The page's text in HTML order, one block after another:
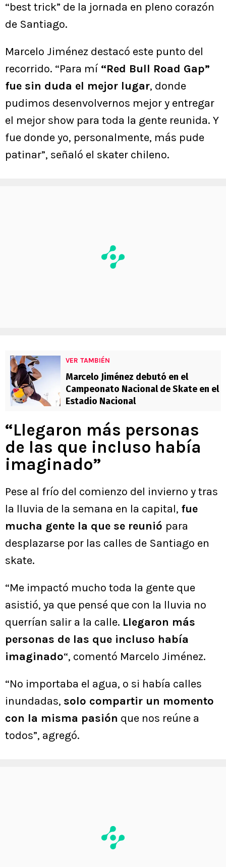
“best trick” de la jornada en pleno corazón
de Santiago.
Marcelo Jiménez destacó este punto del
recorrido. “Para mí “Red Bull Road Gap”
fue sin duda el mejor lugar, donde
pudimos desenvolvernos mejor y entregar
el mejor show para toda la gente reunida. Y
fue donde yo, personalmente, más pude
patinar”, señaló el skater chileno.
VER TAMBIÉN
Marcelo Jiménez debutó en el
Campeonato Nacional de Skate en el
Estadio Nacional
“Llegaron más personas
de las que incluso había
imaginado”
Pese al frío del comienzo del invierno y tras
la lluvia de la semana en la capital, fue
mucha gente la que se reunió para
desplazarse por las calles de Santiago en
skate.
“Me impactó mucho toda la gente que
asistió, ya que pensé que con la lluvia no
querrían salir a la calle. Llegaron más
personas de las que incluso había
imaginado“, comentó Marcelo Jiménez.
“No importaba el agua, o si había calles
inundadas, solo compartir un momento
con la misma pasión que nos reúne a
todos”, agregó.